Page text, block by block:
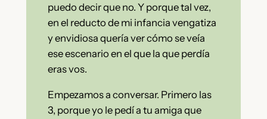
puedo decir que no. Y porque tal vez,
en el reducto de mi infancia vengatiza
y envidiosa quería ver cómo se veía
ese escenario en el que la que perdía
eras vos.
Empezamos a conversar. Primero las
3, porque yo le pedí a tu amiga que